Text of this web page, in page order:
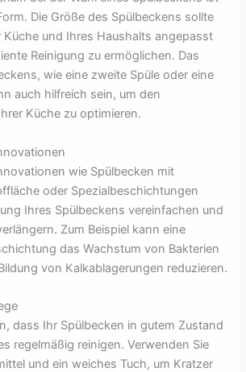
Die Größe des Spülbeckens sollte
Küche und Ihres Haushalts angepasst
Reinigung zu ermöglichen. Das
wie eine zweite Spüle oder eine
auch hilfreich sein, um den
Küche zu optimieren.
wie Spülbecken mit
oder Spezialbeschichtungen
Ihres Spülbeckens vereinfachen und
Zum Beispiel kann eine
das Wachstum von Bakterien
von Kalkablagerungen reduzieren.
dass Ihr Spülbecken in gutem Zustand
regelmäßig reinigen. Verwenden Sie
und ein weiches Tuch, um Kratzer